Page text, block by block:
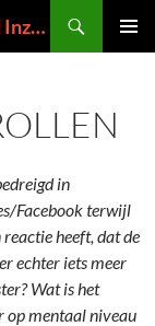
Ask The Real Jesus – Voortschrijdend Inzicht in de Zin van het Leven
in
Facebook terwijl
heeft, dat de
echter iets meer
Wat is het
op mentaal niveau